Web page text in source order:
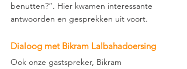
benutten?”. Hier kwamen interessante
antwoorden en gesprekken uit voort.
Dialoog met Bikram Lalbahadoersing
Ook onze gastspreker, Bikram